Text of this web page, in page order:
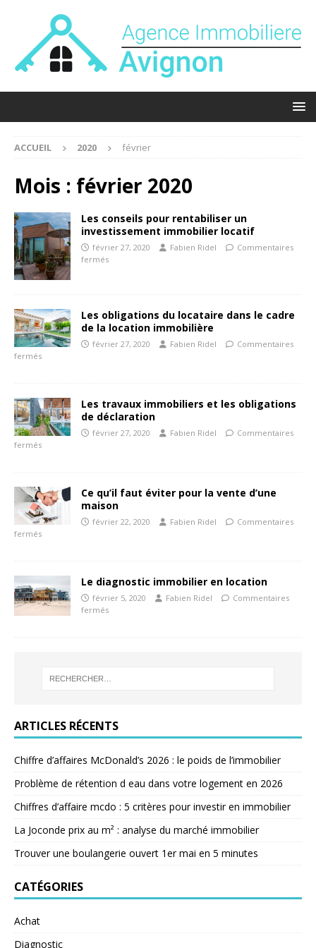
ACCUEIL 2020 février
Mois : février 2020
Les conseils pour rentabiliser un
investissement immobilier locatif
février 27, 2020 Fabien Ridel
Commentaires
fermés
Les obligations du locataire dans le cadre
de la location immobilière
février 27, 2020 Fabien Ridel
Commentaires
fermés
Les travaux immobiliers et les obligations
de déclaration
février 27, 2020 Fabien Ridel
Commentaires
fermés
Ce qu’il faut éviter pour la vente d’une
maison
février 22, 2020 Fabien Ridel
Commentaires
fermés
Le diagnostic immobilier en location
février 5, 2020 Fabien Ridel
Commentaires
fermés
ARTICLES RÉCENTS
Chiffre d’affaires McDonald’s 2026 : le poids de l’immobilier
Problème de rétention d eau dans votre logement en 2026
Chiffres d’affaire mcdo : 5 critères pour investir en immobilier
La Joconde prix au m² : analyse du marché immobilier
Trouver une boulangerie ouvert 1er mai en 5 minutes
CATÉGORIES
Achat
Diagnostic